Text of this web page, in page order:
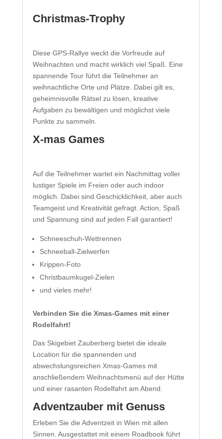
Christmas-Trophy
Diese GPS-Rallye weckt die Vorfreude auf
Weihnachten und macht wirklich viel Spaß. Eine
spannende Tour führt die Teilnehmer an
weihnachtliche Orte und Plätze. Dabei gilt es,
geheimnisvolle Rätsel zu lösen, kreative
Aufgaben zu bewältigen und möglichst viele
Punkte zu sammeln.
X-mas Games
Auf die Teilnehmer wartet ein Nachmittag voller
lustiger Spiele im Freien oder auch indoor
möglich. Dabei sind Geschicklichkeit, aber auch
Teamgeist und Kreativität gefragt. Action, Spaß
und Spannung sind auf jeden Fall garantiert!
Schneeschuh-Wettrennen
Schneeball-Zielwerfen
Krippen-Foto
Christbaumkugel-Zielen
und vieles mehr!
Verbinden Sie die Xmas-Games mit einer
Rodelfahrt!
Das Skigebiet Zauberberg bietet die ideale
Location für die spannenden und
abwechslungsreichen Xmas-Games mit
anschließendem Weihnachtsmenü auf der Hütte
und einer rasanten Rodelfahrt am Abend.
Adventzauber mit Genuss
Erleben Sie die Adventzeit in Wien mit allen
Sinnen. Ausgestattet mit einem Roadbook führt